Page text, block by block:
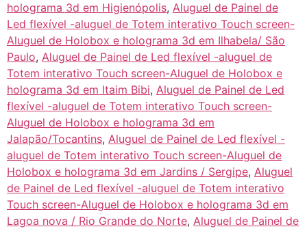
holograma 3d em Higienópolis, Aluguel de Painel de
Led flexível -aluguel de Totem interativo Touch screen-
Aluguel de Holobox e holograma 3d em Ilhabela/ São
Paulo, Aluguel de Painel de Led flexível -aluguel de
Totem interativo Touch screen-Aluguel de Holobox e
holograma 3d em Itaim Bibi, Aluguel de Painel de Led
flexível -aluguel de Totem interativo Touch screen-
Aluguel de Holobox e holograma 3d em
Jalapão/Tocantins, Aluguel de Painel de Led flexível -
aluguel de Totem interativo Touch screen-Aluguel de
Holobox e holograma 3d em Jardins / Sergipe, Aluguel
de Painel de Led flexível -aluguel de Totem interativo
Touch screen-Aluguel de Holobox e holograma 3d em
Lagoa nova / Rio Grande do Norte, Aluguel de Painel de